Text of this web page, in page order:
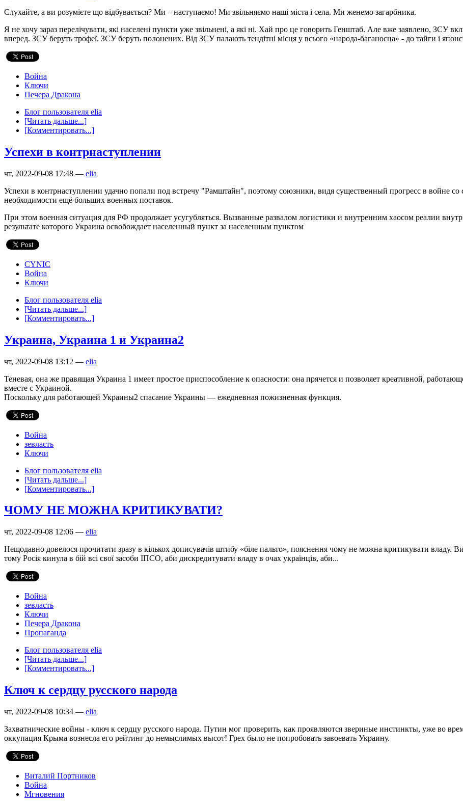
Слухайте, а ви розумієте що відбувається? Ми – наступаємо! Ми звільняємо наші міста і села. Ми женемо загарбника.
Я не хочу зараз перелічувати, які населені пункти уже звільнені, а які ні. Хай про це говорить Генштаб. Але вже заявлено, ЗСУ
вперед. ЗСУ беруть трофеї. ЗСУ беруть полонених. Від ЗСУ палають тендітні місця у всього «народа-баганосца» - до тайги і
Война
Ключи
Печера Дракона
Блог пользователя elia
[Читать дальше...]
[Комментировать...]
Успехи в контрнаступлении
чт, 2022-09-08 17:48 — elia
Успехи в контрнаступлении удачно попали под встречу "Рамштайн", поэтому союзники, видя существенный прогресс в войне
необходимости ещё больших военных поставок.
При этом военная ситуация для РФ продолжает усугубляться. Вызванные развалом логистики и внутренним хаосом реалии
результате которого Украина освобождает населенный пункт за населенным пунктом
CYNIC
Война
Ключи
Блог пользователя elia
[Читать дальше...]
[Комментировать...]
Украина, Украина 1 и Украина2
чт, 2022-09-08 13:12 — elia
Теневая, она же правящая Украина 1 имеет простое приспособление к опасности: она прячется и позволяет креативной,
вместе с Украиной.
Поскольку для работающей Украины2 спасание Украины — ежедневная пожизненная функция.
Война
зевласть
Ключи
Блог пользователя elia
[Читать дальше...]
[Комментировать...]
ЧОМУ НЕ МОЖНА КРИТИКУВАТИ?
чт, 2022-09-08 12:06 — elia
Нещодавно довелося прочитати зразу в кількох дописувачів штибу «біле пальто», пояснення чому не можна критикувати владу.
тому Росія кинула в бій всі свої засоби ІПСО, аби дискредитувати владу в очах українців, аби...
Война
зевласть
Ключи
Печера Дракона
Пропаганда
Блог пользователя elia
[Читать дальше...]
[Комментировать...]
Ключ к сердцу русского народа
чт, 2022-09-08 10:34 — elia
Захватнические войны - ключ к сердцу русского народа. Путин мог проверить, как проявляются звериные инстинкты, уже во
оккупация Крыма вознесла его рейтинг до немыслимых высот! Грех было не попробовать завоевать Украину.
Виталий Портников
Война
Мгновения